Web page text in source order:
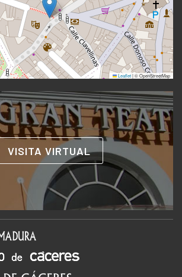
Leaflet|© OpenStreetMap
VISITA VIRTUAL